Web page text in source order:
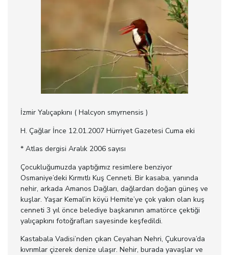
İzmir Yalıçapkını ( Halcyon smyrnensis )
H. Çağlar İnce 12.01.2007 Hürriyet Gazetesi Cuma eki
* Atlas dergisi Aralık 2006 sayısı
Çocukluğumuzda yaptığımız resimlere benziyor
Osmaniye’deki Kırmıtlı Kuş Cenneti. Bir kasaba, yanında
nehir, arkada Amanos Dağları, dağlardan doğan güneş ve
kuşlar. Yaşar Kemal’in köyü Hemite’ye çok yakın olan kuş
cenneti 3 yıl önce belediye başkanının amatörce çektiği
yalıçapkını fotoğrafları sayesinde keşfedildi.
Kastabala Vadisi’nden çıkan Ceyahan Nehri, Çukurova’da
kıvrımlar çizerek denize ulaşır. Nehir, burada yavaşlar ve